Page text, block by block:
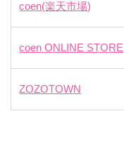
coen(楽天市場)
coen ONLINE STORE
ZOZOTOWN